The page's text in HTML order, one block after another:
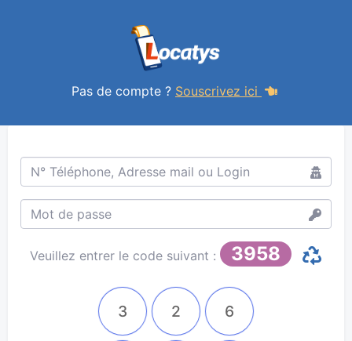
Pas de compte ? Souscrivez ici
Veuillez entrer le code suivant : 3958